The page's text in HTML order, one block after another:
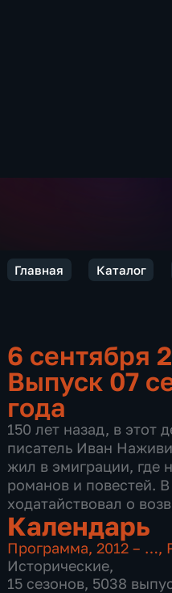
Главная Каталог
6 сентября
Выпуск 07
года
150 лет назад, в этот
писатель Иван
жил в эмиграции, где
романов и повестей.
ходатайствовал о
Календарь
Программа,2012 – …,
Исторические,
15 сезонов, 5038